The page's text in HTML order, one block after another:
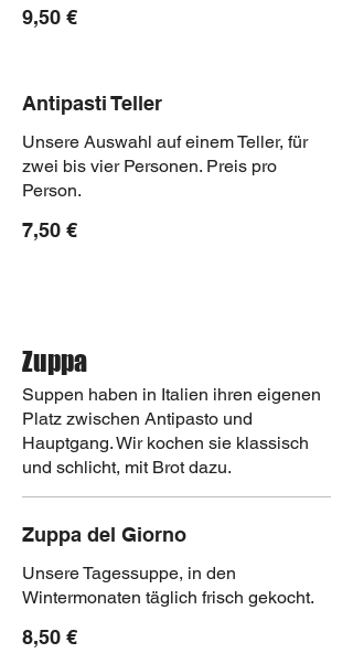
9,50 €
Antipasti Teller
Unsere Auswahl auf einem Teller, für
zwei bis vier Personen. Preis pro
Person.
7,50 €
Zuppa
Suppen haben in Italien ihren eigenen
Platz zwischen Antipasto und
Hauptgang. Wir kochen sie klassisch
und schlicht, mit Brot dazu.
Zuppa del Giorno
Unsere Tagessuppe, in den
Wintermonaten täglich frisch gekocht.
8,50 €